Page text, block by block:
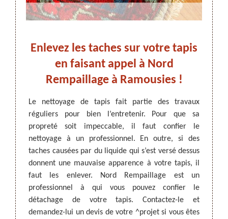
ARTISAN DEZITTER, REMPAILLAGE -
CANNAGE - RECOLLAGE, 59 NORD
de
très
des
à un
Enlevez les taches sur votre tapis
en faisant appel à Nord
Rempaillage à Ramousies !
Le nettoyage de tapis fait partie des travaux
réguliers pour bien l’entretenir. Pour que sa
propreté soit impeccable, il faut confier le
nettoyage à un professionnel. En outre, si des
taches causées par du liquide qui s’est versé dessus
donnent une mauvaise apparence à votre tapis, il
faut les enlever. Nord Rempaillage est un
professionnel à qui vous pouvez confier le
détachage de votre tapis. Contactez-le et
demandez-lui un devis de votre ^projet si vous êtes
Le
suit e
Pour
dans
est